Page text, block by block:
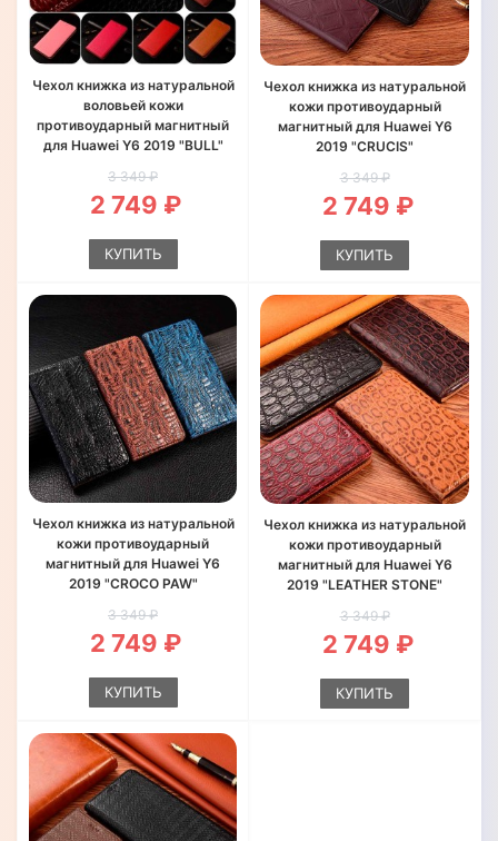
Чехол книжка из натуральной
воловьей кожи
противоударный магнитный
для Huawei Y6 2019 "BULL"
3 349 ₽
2 749 ₽
КУПИТЬ
Чехол книжка из натуральной
кожи противоударный
магнитный для Huawei Y6
2019 "CRUCIS"
3 349 ₽
2 749 ₽
КУПИТЬ
Чехол книжка из натуральной
кожи противоударный
магнитный для Huawei Y6
2019 "CROCO PAW"
3 349 ₽
2 749 ₽
КУПИТЬ
Чехол книжка из натуральной
кожи противоударный
магнитный для Huawei Y6
2019 "LEATHER STONE"
3 349 ₽
2 749 ₽
КУПИТЬ